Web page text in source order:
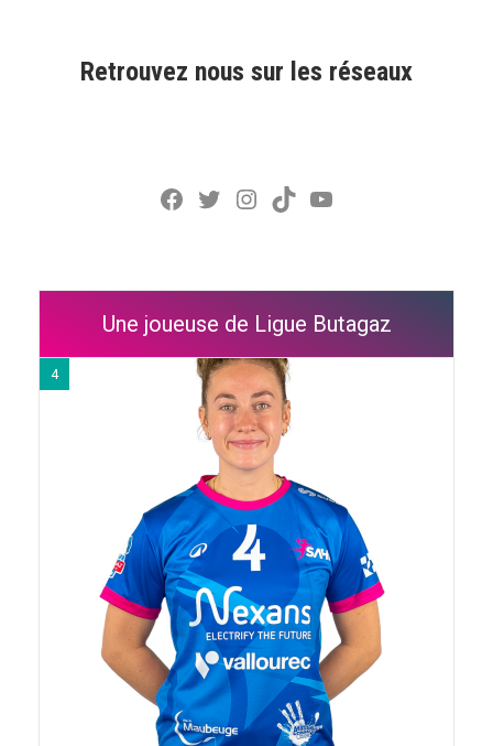
Retrouvez nous sur les réseaux
Facebook
Twitter
Instagram
TikTokYouTube
Une joueuse de Ligue Butagaz
4